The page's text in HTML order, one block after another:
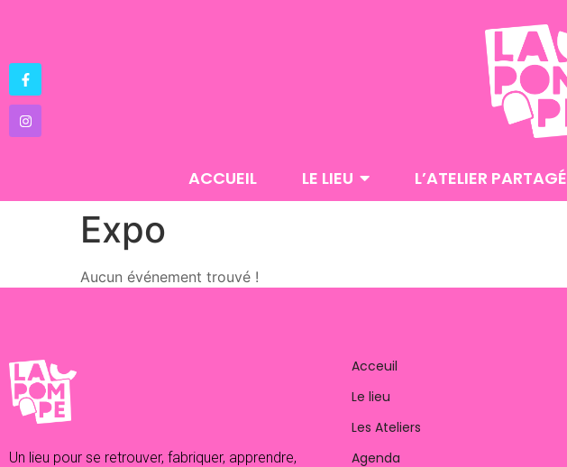
ACCUEIL LE LIEU L’ATELIER PARTAGÉ
Expo
Aucun événement trouvé !
Un lieu pour se retrouver, fabriquer, apprendre,
Acceuil
Le lieu
Les Ateliers
Agenda